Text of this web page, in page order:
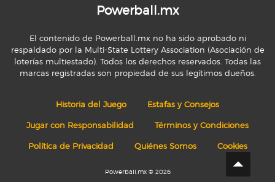
Powerball.mx
El contenido de Powerball.mx no ha sido aprobado ni
respaldado por la Multi-State Lottery Association (Asociación de
loterías multiestado). Todos los derechos reservados. Todas las
marcas registradas son propiedad de sus legítimos dueños.
Historia del Juego Estafas y Consejos
Jugar con Responsabilidad Términos y Condiciones
Política de Privacidad Quiénes Somos Cookies
Powerball.mx © 2026